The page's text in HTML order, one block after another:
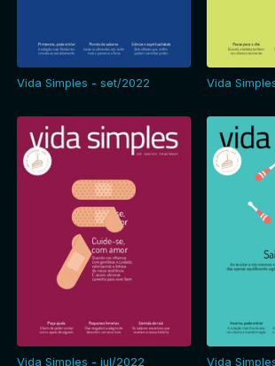
Vida Simples - set/2022 Vida
Vida Simples - jul/2022 Vida